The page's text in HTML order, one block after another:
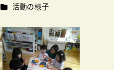
カテゴリー
活動の様子